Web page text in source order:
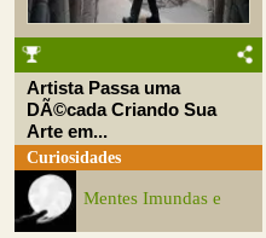
Artista Passa uma
DÃ©cada Criando Sua
Arte em...
Curiosidades
Mentes Imundas e